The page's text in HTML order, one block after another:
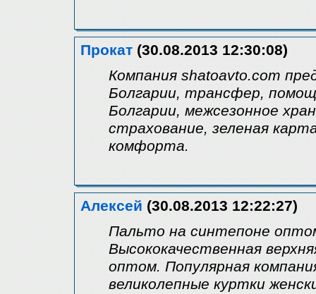
Прокат (30.08.2013 12:30:08)
Компания shatoavto.com
Болгарии, трансфер,
Болгарии, межсезонное
страхование, зеленая
комфорта.
Алексей (30.08.2013 12:22:27)
Пальто на синтепоне
Высококачественная
оптом. Популярная
великолепные куртки